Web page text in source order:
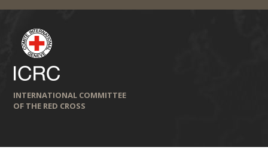
INTERNATIONAL COMMITTEE
OF THE RED CROSS